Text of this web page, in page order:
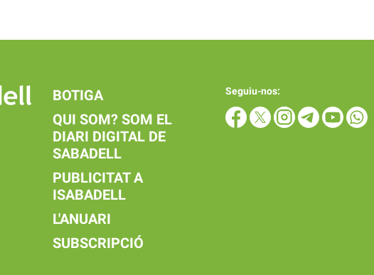
BOTIGA
QUI SOM? SOM EL
DIARI DIGITAL DE
SABADELL
PUBLICITAT A
ISABADELL
L'ANUARI
SUBSCRIPCIÓ
Seguiu-nos: